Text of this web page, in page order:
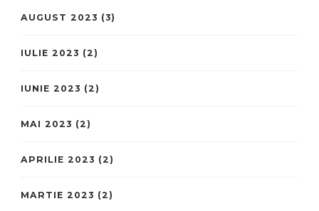
AUGUST 2023 (3)
IULIE 2023 (2)
IUNIE 2023 (2)
MAI 2023 (2)
APRILIE 2023 (2)
MARTIE 2023 (2)